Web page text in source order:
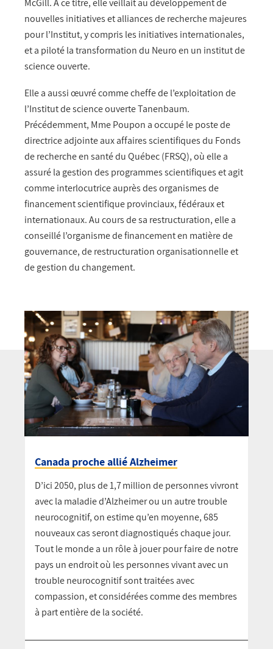
nouvelles initiatives et alliances de recherche majeures
pour l’Institut, y compris les initiatives internationales,
et a piloté la transformation du Neuro en un institut de
science ouverte.
Elle a aussi œuvré comme cheffe de l’exploitation de
l’Institut de science ouverte Tanenbaum.
Précédemment, Mme Poupon a occupé le poste de
directrice adjointe aux affaires scientifiques du Fonds
de recherche en santé du Québec (FRSQ), où elle a
assuré la gestion des programmes scientifiques et agit
comme interlocutrice auprès des organismes de
financement scientifique provinciaux, fédéraux et
internationaux. Au cours de sa restructuration, elle a
conseillé l’organisme de financement en matière de
gouvernance, de restructuration organisationnelle et
de gestion du changement.
Canada proche allié Alzheimer
D’ici 2050, plus de 1,7 million de personnes vivront
avec la maladie d’Alzheimer ou un autre trouble
neurocognitif, on estime qu’en moyenne, 685
nouveaux cas seront diagnostiqués chaque jour.
Tout le monde a un rôle à jouer pour faire de notre
pays un endroit où les personnes vivant avec un
trouble neurocognitif sont traitées avec
compassion, et considérées comme des membres
à part entière de la société.